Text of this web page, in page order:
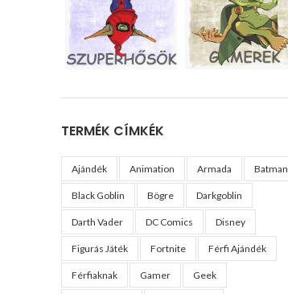
TERMÉK CÍMKÉK
Ajándék Animation Armada Batman
Black Goblin Bögre Darkgoblin
Darth Vader DC Comics Disney
Figurás Játék Fortnite Férfi Ajándék
Férfiaknak Gamer Geek